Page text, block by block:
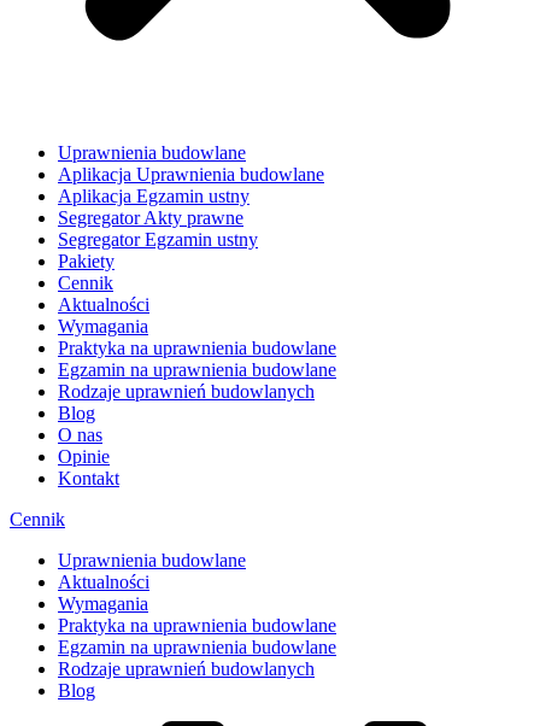
Uprawnienia budowlane
Aplikacja Uprawnienia budowlane
Aplikacja Egzamin ustny
Segregator Akty prawne
Segregator Egzamin ustny
Pakiety
Cennik
Aktualności
Wymagania
Praktyka na uprawnienia budowlane
Egzamin na uprawnienia budowlane
Rodzaje uprawnień budowlanych
Blog
O nas
Opinie
Kontakt
Cennik
Uprawnienia budowlane
Aktualności
Wymagania
Praktyka na uprawnienia budowlane
Egzamin na uprawnienia budowlane
Rodzaje uprawnień budowlanych
Blog